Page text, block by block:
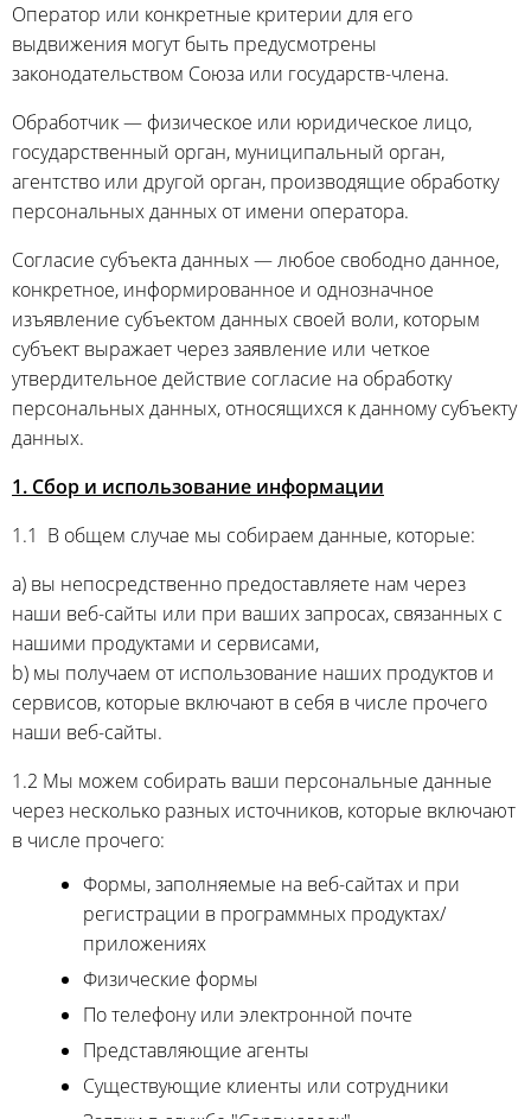
Оператор или конкретные критерии для его
выдвижения могут быть предусмотрены
законодательством Союза или государств-члена.
Обработчик — физическое или юридическое лицо,
государственный орган, муниципальный орган,
агентство или другой орган, производящие обработку
персональных данных от имени оператора.
Согласие субъекта данных — любое свободно данное,
конкретное, информированное и однозначное
изъявление субъектом данных своей воли, которым
субъект выражает через заявление или четкое
утвердительное действие согласие на обработку
персональных данных, относящихся к данному субъекту
данных.
1. Сбор и использование информации
1.1 В общем случае мы собираем данные, которые:
a) вы непосредственно предоставляете нам через
наши веб-сайты или при ваших запросах, связанных с
нашими продуктами и сервисами,
b) мы получаем от использование наших продуктов и
сервисов, которые включают в себя в числе прочего
наши веб-сайты.
1.2 Мы можем собирать ваши персональные данные
через несколько разных источников, которые включают
в числе прочего:
Формы, заполняемые на веб-сайтах и при
регистрации в программных продуктах/
приложениях
Физические формы
По телефону или электронной почте
Представляющие агенты
Существующие клиенты или сотрудники